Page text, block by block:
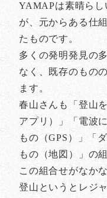
YAMAPは素晴らし
が、元からある仕
たものです。
多くの発明発見の
なく、既存のもの
ます。
春山さんも「登山
アプリ）」「電波
もの（GPS）」「
もの（地図）」の
この組合せがなか
登山というとレジ